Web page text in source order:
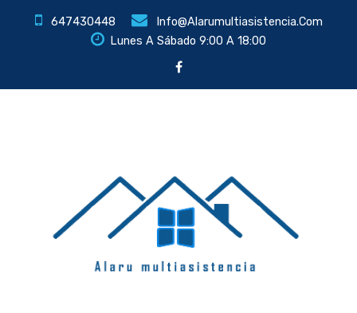
647430448
Info@alarumultiasistencia.com
Lunes A Sábado 9:00 A 18:00